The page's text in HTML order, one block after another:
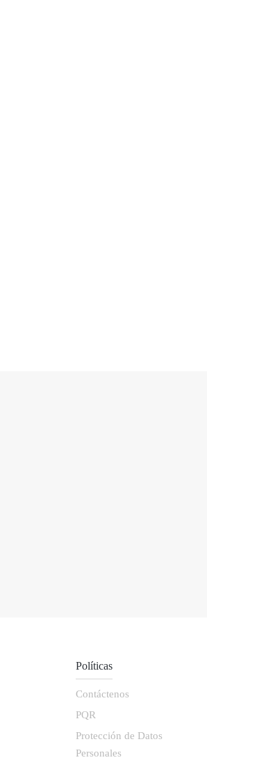
Políticas
Contáctenos
PQR
Protección de Datos
Personales